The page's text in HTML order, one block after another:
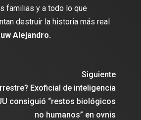
familias y a todo lo que
destruir la historia más real
Alejandro.
Siguiente
Exoficial de inteligencia
consiguió “restos biológicos
no humanos” en ovnis
Colombia se juega la
al mundial 2026: 9 puntos
asegurar